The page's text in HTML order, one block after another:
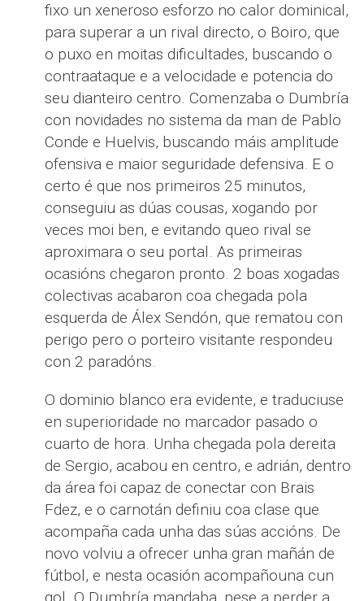
fixo un xeneroso esforzo no calor dominical,
para superar a un rival directo, o Boiro, que
o puxo en moitas dificultades, buscando o
contraataque e a velocidade e potencia do
seu dianteiro centro. Comenzaba o Dumbría
con novidades no sistema da man de Pablo
Conde e Huelvis, buscando máis amplitude
ofensiva e maior seguridade defensiva. E o
certo é que nos primeiros 25 minutos,
conseguiu as dúas cousas, xogando por
veces moi ben, e evitando queo rival se
aproximara o seu portal. As primeiras
ocasións chegaron pronto. 2 boas xogadas
colectivas acabaron coa chegada pola
esquerda de Álex Sendón, que rematou con
perigo pero o porteiro visitante respondeu
con 2 paradóns.
O dominio blanco era evidente, e traduciuse
en superioridade no marcador pasado o
cuarto de hora. Unha chegada pola dereita
de Sergio, acabou en centro, e adrián, dentro
da área foi capaz de conectar con Brais
Fdez, e o carnotán definiu coa clase que
acompaña cada unha das súas accións. De
novo volviu a ofrecer unha gran mañán de
fútbol, e nesta ocasión acompañouna cun